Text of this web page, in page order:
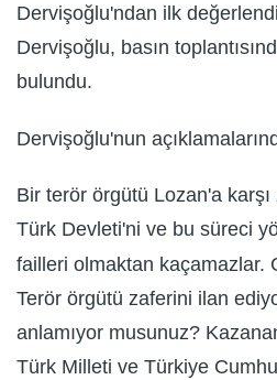
Dervişoğlu'ndan ilk
Dervişoğlu, basın
bulundu.
Dervişoğlu'nun
Bir terör örgütü Lozan'a
Türk Devleti'ni ve bu süreci
failleri olmaktan kaçamazlar.
Terör örgütü zaferini ilan
anlamıyor musunuz?
Türk Milleti ve Türkiye